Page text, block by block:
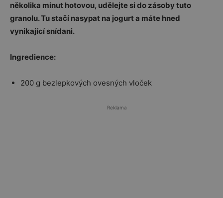
několika minut hotovou, udělejte si do zásoby tuto
granolu. Tu stačí nasypat na jogurt a máte hned
vynikající snídani.
Ingredience:
200 g bezlepkových ovesných vloček
Reklama